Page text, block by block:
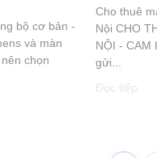
bộ cơ bản -
và màn
chọn
Cho thuê
Nội CHO
NỘI - CAM
gửi...
Đọc tiếp